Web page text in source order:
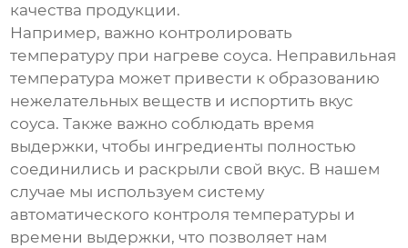
качества продукции.
Например, важно контролировать
температуру при нагреве соуса. Неправильная
температура может привести к образованию
нежелательных веществ и испортить вкус
соуса. Также важно соблюдать время
выдержки, чтобы ингредиенты полностью
соединились и раскрыли свой вкус. В нашем
случае мы используем систему
автоматического контроля температуры и
времени выдержки, что позволяет нам